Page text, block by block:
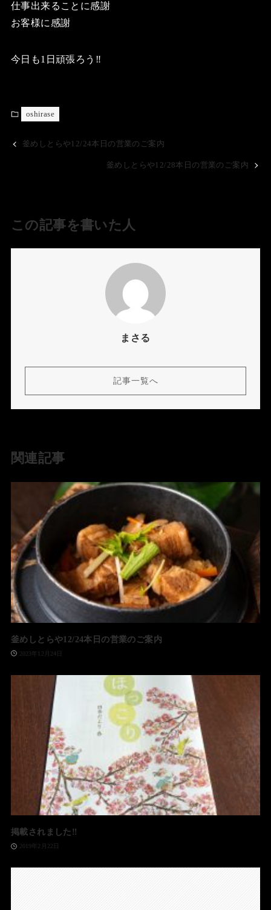
仕事出来ることに感謝
お客様に感謝
今日も1日頑張ろう‼️
oshirase
釜めしとらや12/24本日の営業のご案内
釜めしとらや12/28本日の営業のご案内
この記事を書いた人
まさる
記事一覧へ
関連記事
釜めしとらや12/24本日の営業のご案内
2023年12月24日
掲載されました‼️
2019年2月22日